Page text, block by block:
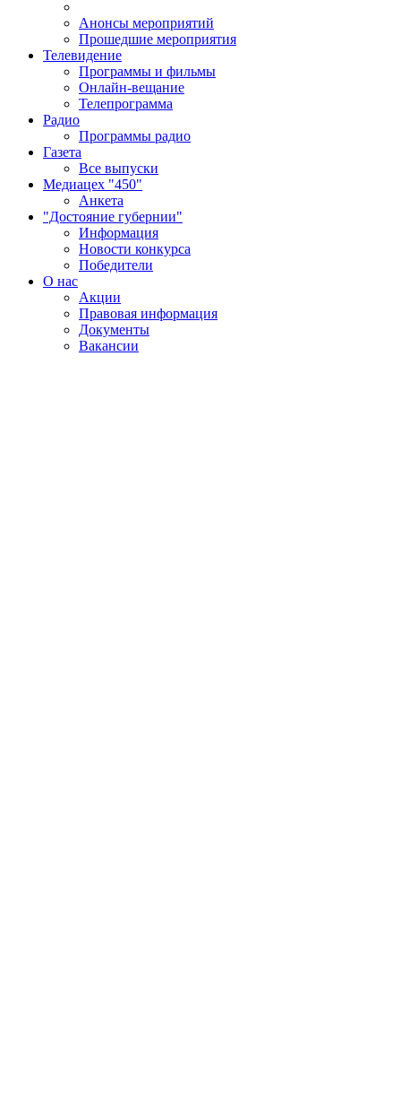
Анонсы мероприятий
Прошедшие мероприятия
Телевидение
Программы и фильмы
Онлайн-вещание
Телепрограмма
Радио
Программы радио
Газета
Все выпуски
Медиацех "450"
Анкета
"Достояние губернии"
Информация
Новости конкурса
Победители
О нас
Акции
Правовая информация
Документы
Вакансии